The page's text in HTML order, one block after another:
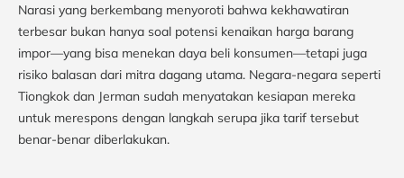
Narasi yang berkembang menyoroti bahwa kekhawatiran
terbesar bukan hanya soal potensi kenaikan harga barang
impor—yang bisa menekan daya beli konsumen—tetapi juga
risiko balasan dari mitra dagang utama. Negara-negara seperti
Tiongkok dan Jerman sudah menyatakan kesiapan mereka
untuk merespons dengan langkah serupa jika tarif tersebut
benar-benar diberlakukan.